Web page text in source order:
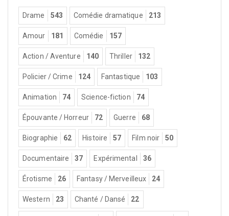
Drame 543 Comédie dramatique 213
Amour 181 Comédie 157
Action / Aventure 140 Thriller 132
Policier / Crime 124 Fantastique 103
Animation 74 Science-fiction 74
Épouvante / Horreur 72 Guerre 68
Biographie 62 Histoire 57 Film noir 50
Documentaire 37 Expérimental 36
Érotisme 26 Fantasy / Merveilleux 24
Western 23 Chanté / Dansé 22